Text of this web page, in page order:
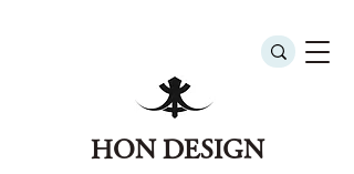
HON DESIGN